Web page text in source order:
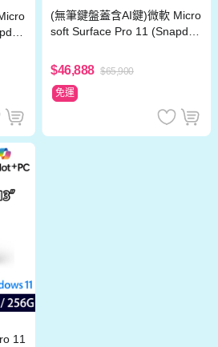
(無筆鍵盤蓋含AI鍵)微軟 Micro
soft Surface Pro 11 (Snapdra
$46,888 $65,900
免運
11